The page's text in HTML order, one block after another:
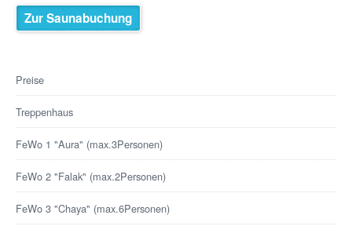
Zur Saunabuchung
Preise
Treppenhaus
FeWo 1 "Aura" (max.3Personen)
FeWo 2 "Falak" (max.2Personen)
FeWo 3 "Chaya" (max.6Personen)